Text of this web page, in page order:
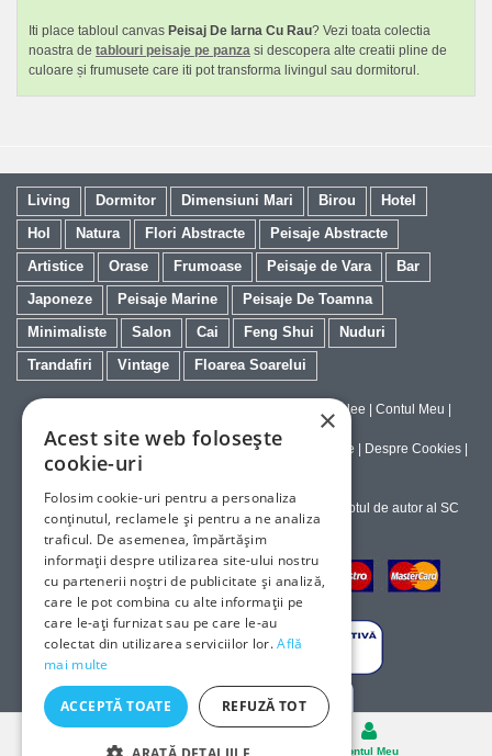
Iti place tabloul canvas Peisaj De Iarna Cu Rau? Vezi toata colectia
noastra de tablouri peisaje pe panza si descopera alte creatii pline de
culoare și frumusete care iti pot transforma livingul sau dormitorul.
Living Dormitor Dimensiuni Mari Birou
Hotel
Hol
Natura Flori Abstracte
Peisaje Abstracte
Artistice
Orase Frumoase Peisaje de Vara
Bar
Japoneze
Peisaje Marine
Peisaje De Toamna
Minimaliste
Salon Cai Feng Shui
Nuduri
Trandafiri
Vintage Floarea Soarelui
Calitatea Tablourilor Giclee | Contul Meu |
Tablouri la Comanda
Politica de Livrare si Retur| Politica de Confidentialitate | Despre Cookies |
Copyright © 2023-2026 - Textele şi imaginile sub dreptul de autor al SC
ArtInvest SRL
Cosul Contul Meu
×
Acest site web folosește
cookie-uri
Folosim cookie-uri pentru a personaliza
conținutul, reclamele și pentru a ne analiza
traficul. De asemenea, împărtășim
informații despre utilizarea site-ului nostru
cu partenerii noștri de publicitate și analiză,
care le pot combina cu alte informații pe
care le-ați furnizat sau pe care le-au
colectat din utilizarea serviciilor lor.Află
mai multe
ACCEPTĂ TOATE REFUZĂ TOT